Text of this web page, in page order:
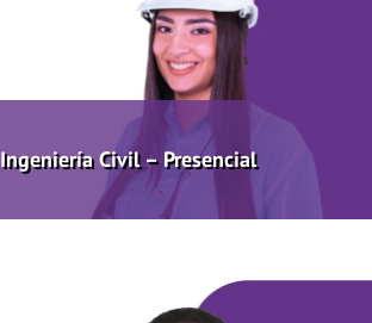
Ingeniería Civil – Presencial